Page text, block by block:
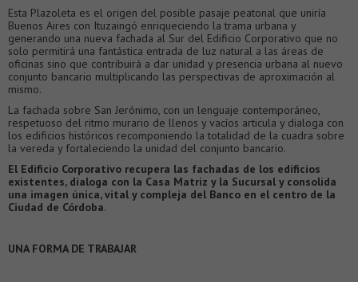
Esta Plazoleta es el origen del posible pasaje peatonal que uniría
Buenos Aires con Ituzaingó enriqueciendo la trama urbana y
generando una nueva fachada al Sur del Edificio Corporativo que no
solo permitirá una fantástica entrada de luz natural a las áreas de
oficinas sino que contribuirá a dar unidad y presencia urbana al nuevo
conjunto bancario multiplicando las perspectivas de aproximación al
mismo.
La fachada sobre San Jerónimo, con un lenguaje contemporáneo,
respetuoso del ritmo murario de llenos y vacíos articula y dialoga con
los edificios históricos recomponiendo la totalidad de la cuadra sobre
la vereda y fortaleciendo la unidad del conjunto bancario.
El Edificio Corporativo recupera las fachadas de los edificios
existentes, dialoga con la Casa Matriz y la Sucursal y consolida
una imagen única, vital y compleja del Banco en el centro de la
Ciudad de Córdoba.
UNA FORMA DE TRABAJAR